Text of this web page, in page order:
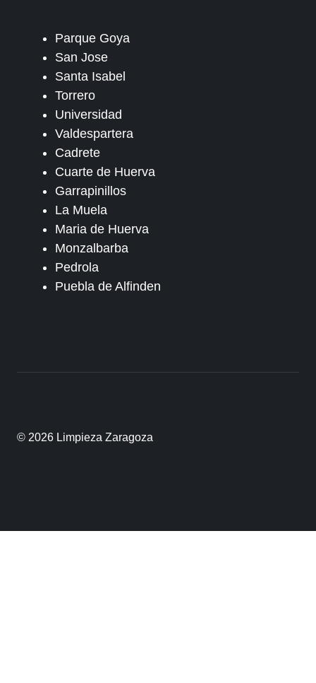
Parque Goya
San Jose
Santa Isabel
Torrero
Universidad
Valdespartera
Cadrete
Cuarte de Huerva
Garrapinillos
La Muela
Maria de Huerva
Monzalbarba
Pedrola
Puebla de Alfinden
© 2026 Limpieza Zaragoza